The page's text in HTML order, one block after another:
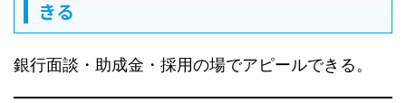
きる
銀行面談・助成金・採用の場でアピールできる。